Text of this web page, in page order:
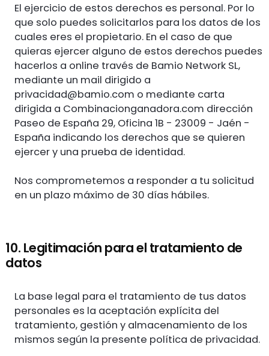
El ejercicio de estos derechos es personal. Por lo
que solo puedes solicitarlos para los datos de los
cuales eres el propietario. En el caso de que
quieras ejercer alguno de estos derechos puedes
hacerlos a online través de Bamio Network SL,
mediante un mail dirigido a
privacidad@bamio.com o mediante carta
dirigida a Combinacionganadora.com dirección
Paseo de España 29, Oficina 1B - 23009 - Jaén -
España indicando los derechos que se quieren
ejercer y una prueba de identidad.
Nos comprometemos a responder a tu solicitud
en un plazo máximo de 30 días hábiles.
10. Legitimación para el tratamiento de
datos
La base legal para el tratamiento de tus datos
personales es la aceptación explícita del
tratamiento, gestión y almacenamiento de los
mismos según la presente política de privacidad.